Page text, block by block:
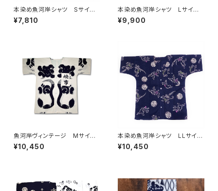
本染め魚河岸シャツ Sサイ
ズ 認定証付き 木綿晒 やい
ちゃん 海ものがたり 白×
¥7,810
本染め魚河岸シャツ Lサイ
ズ 国宝・鳥獣戯画 高山寺公
認 認定証付き 木綿晒 キナ
いちシャツ 焼津 浜通り 港
町
¥9,900
魚河岸ヴィンテージ Mサイ
ズ 魚河岸シャツのルーツ 木
綿晒 日本製 注染そめ 職
¥10,450
本染め魚河岸シャツ LLサイ
ズ 国宝・鳥獣戯画 高山寺公
認 認定証付き 木綿晒 紺×
ツ てぬぐいシャツ 濱いちシャ
ツ 焼津 浜通り 港町
¥10,450